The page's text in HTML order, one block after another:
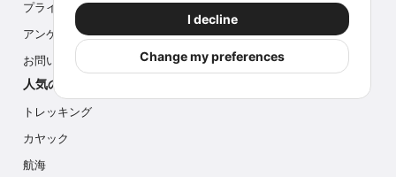
I decline
Change my preferences
プライバシー
アンケート
お問い合わせ
人気のアクティビティ
トレッキング
カヤック
航海